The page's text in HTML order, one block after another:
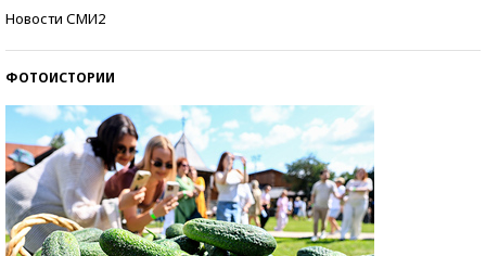
Новости СМИ2
ФОТОИСТОРИИ